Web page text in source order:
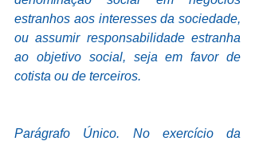
estranhos aos interesses da sociedade,
ou assumir responsabilidade estranha
ao objetivo social, seja em favor de
cotista ou de terceiros.
Parágrafo Único. No exercício da